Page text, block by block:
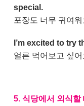
special.
포장도 너무 귀여
I’m excited to try
얼른 먹어보고 싶
5. 식당에서 외식할